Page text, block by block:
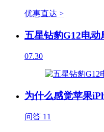
优惠直达 >
五星钻豹G12电动
07.30
为什么感觉苹果
问答 11